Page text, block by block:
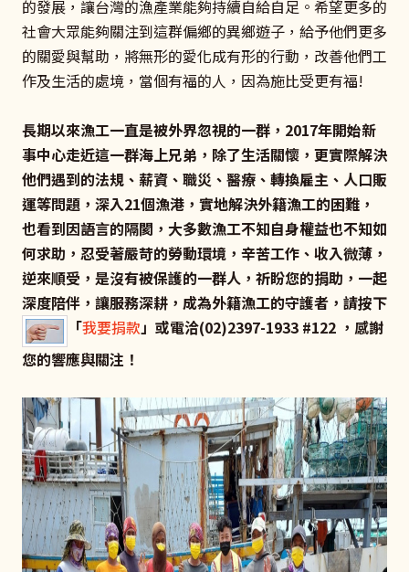
的發展，讓台灣的漁產業能夠持續自給自足。希望更多的
社會大眾能夠關注到這群偏鄉的異鄉遊子，給予他們更多
的關愛與幫助，將無形的愛化成有形的行動，改善他們工
作及生活的處境，當個有福的人，因為施比受更有福!
長期以來漁工一直是被外界忽視的一群，2017年開始新
事中心走近這一群海上兄弟，除了生活關懷，更實際解決
他們遇到的法規、薪資、職災、醫療、轉換雇主、人口販
運等問題，深入21個漁港，實地解決外籍漁工的困難，
也看到因語言的隔閡，大多數漁工不知自身權益也不知如
何求助，忍受著嚴苛的勞動環境，辛苦工作、收入微薄，
逆來順受，是沒有被保護的一群人，祈盼您的捐助，一起
深度陪伴，讓服務深耕，成為外籍漁工的守護者，請按下
「我要捐款」或電洽(02)2397-1933 #122 ，感謝
您的響應與關注！